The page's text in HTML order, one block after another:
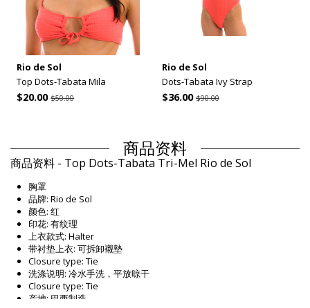
Rio de Sol
Top Dots-Tabata Mila
$20.00$50.00
Rio de Sol
Dots-Tabata Ivy Strap
$36.00 $90.00
商品资料
商品资料 - Top Dots-Tabata Tri-Mel Rio de Sol
胸罩
品牌: Rio de Sol
颜色: 红
印花: 有纹理
上衣款式: Halter
带衬垫上衣: 可拆卸襯墊
Closure type: Tie
洗涤说明: 冷水手洗，平放晾干
Closure type: Tie
产地: 巴西制造